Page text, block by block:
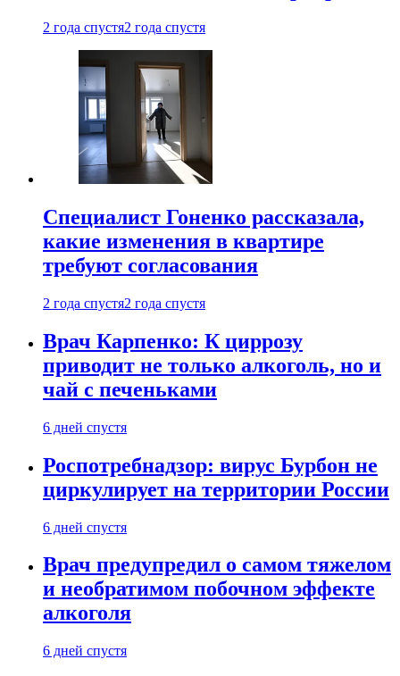
2 года спустя2 года спустя
Специалист Гоненко рассказала,
какие изменения в квартире
требуют согласования
2 года спустя2 года спустя
Врач Карпенко: К циррозу
приводит не только алкоголь, но и
чай с печеньками
6 дней спустя
Роспотребнадзор: вирус Бурбон не
циркулирует на территории России
6 дней спустя
Врач предупредил о самом тяжелом
и необратимом побочном эффекте
алкоголя
6 дней спустя